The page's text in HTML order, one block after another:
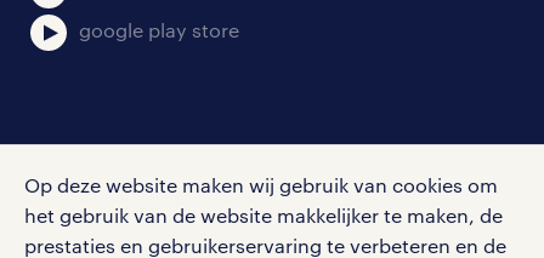
Op deze website maken wij gebruik van cookies om
het gebruik van de website makkelijker te maken, de
prestaties en gebruikerservaring te verbeteren en de
google play store
Volg ons voor de leukste content omtrent
vacatures, solliciteren en inspiratie.